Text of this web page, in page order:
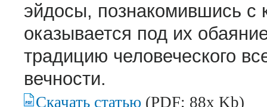
эйдосы, познакомившись с
оказывается под их
традицию человеческого
вечности.
Скачать статью (PDF; 88x Kb)